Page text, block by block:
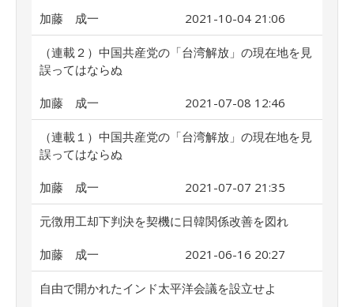
加藤 成一 2021-10-04 21:06
（連載２）中国共産党の「台湾解放」の現在地を見
誤ってはならぬ
加藤 成一 2021-07-08 12:46
（連載１）中国共産党の「台湾解放」の現在地を見
誤ってはならぬ
加藤 成一 2021-07-07 21:35
元徴用工却下判決を契機に日韓関係改善を図れ
加藤 成一 2021-06-16 20:27
自由で開かれたインド太平洋会議を設立せよ